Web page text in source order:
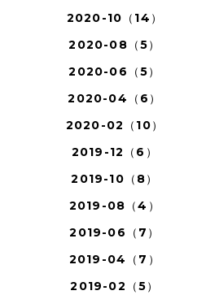
2020-10（14）
2020-08（5）
2020-06（5）
2020-04（6）
2020-02（10）
2019-12（6）
2019-10（8）
2019-08（4）
2019-06（7）
2019-04（7）
2019-02（5）